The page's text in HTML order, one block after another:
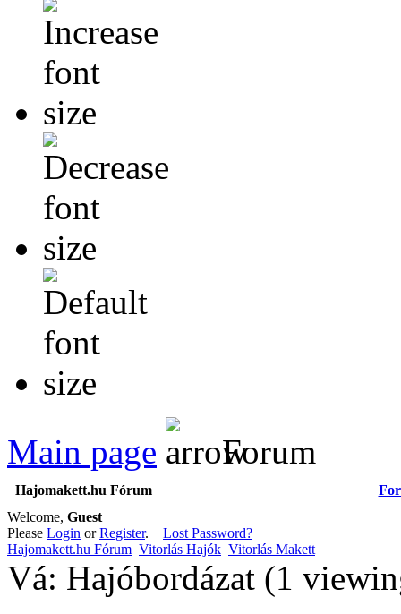
Main page Forum
Hajomakett.hu Fórum
Welcome, Guest
Please Login orRegister. Lost Password?
Hajomakett.hu Fórum Vitorlás Hajók Vitorlás Makett
Vá: Hajóbordázat (1